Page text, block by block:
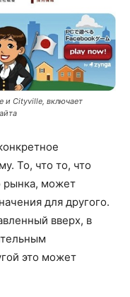
и Cityville, включает
То, что то, что
рынка, может
для другого.
вверх, в
это может